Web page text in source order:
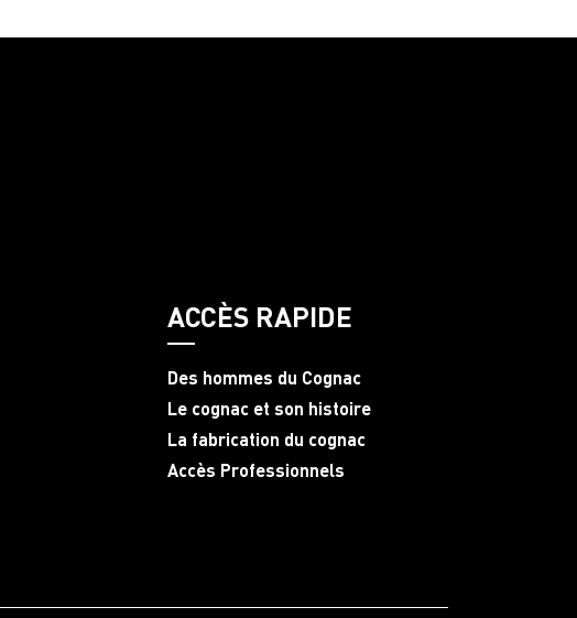
ACCÈS RAPIDE
Des hommes du Cognac
Le cognac et son histoire
La fabrication du cognac
Accès Professionnels